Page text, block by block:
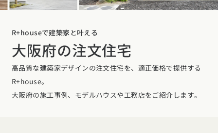
近くの工務店に相談する
R+houseについて
R+houseについて
性能
全国の工務店を探す
北海道・東北エリア
施工事例
R+houseで建築家と叶える
大阪府の注文住宅
高品質な建築家デザインの注文住宅を、適正価格で提供する
R+house。
大阪府の施工事例、モデルハウスや工務店をご紹介します。